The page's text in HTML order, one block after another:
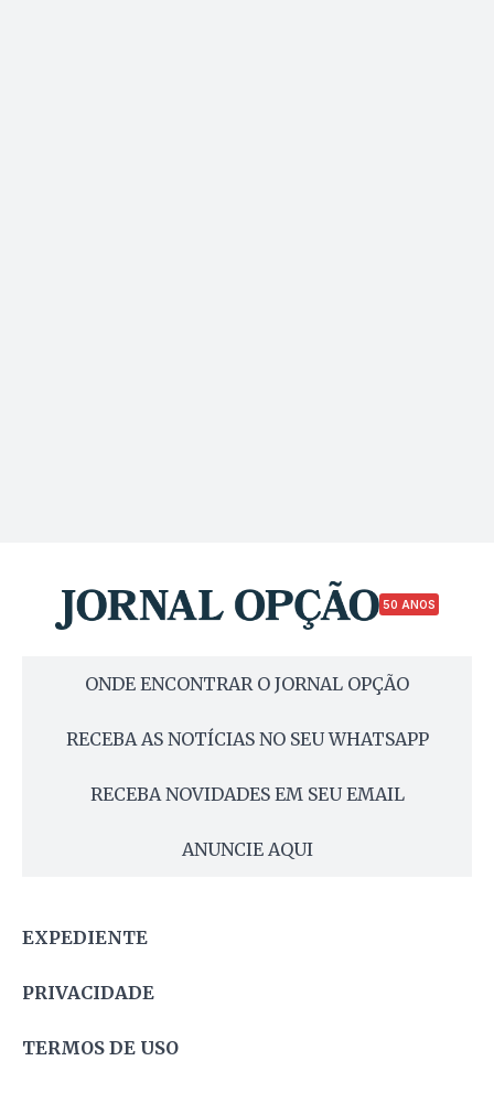
50 ANOS
ONDE ENCONTRAR O JORNAL OPÇÃO
RECEBA AS NOTÍCIAS NO SEU WHATSAPP
RECEBA NOVIDADES EM SEU EMAIL
ANUNCIE AQUI
EXPEDIENTE
PRIVACIDADE
TERMOS DE USO